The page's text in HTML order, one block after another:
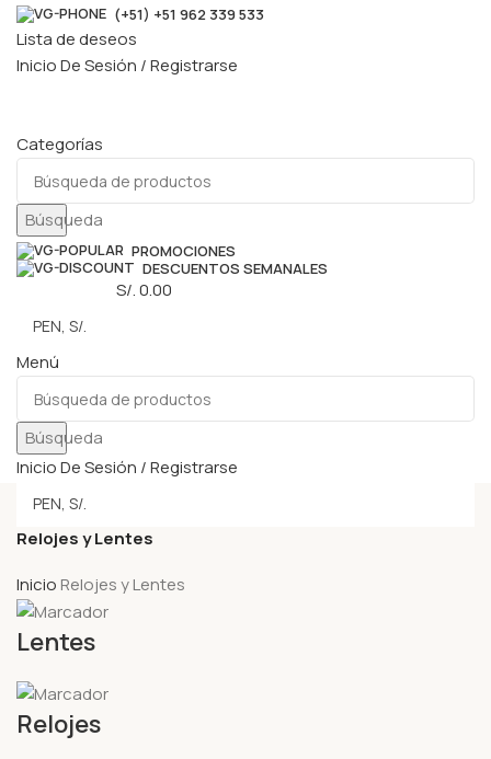
(+51) +51 962 339 533
Lista de deseos
Inicio De Sesión / Registrarse
Categorías
Búsqueda
PROMOCIONES
DESCUENTOS SEMANALES
S/.0.00
Menú
Búsqueda
Inicio De Sesión / Registrarse
Relojes y Lentes
Inicio Relojes y Lentes
Lentes
Relojes